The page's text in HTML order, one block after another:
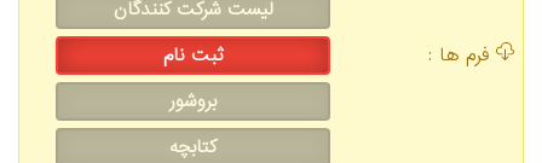
فرم ها :
لیست شرکت کنندگان
ثبت نام
بروشور
کتابچه